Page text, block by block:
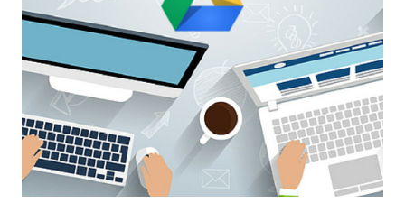
ट्विटर प्रोफाइल ह्याक गरेका कारणबाट पनि यस फोटोको चर्चा
चुलिएको हो । मार्क जुकरबर्गले आफ्नो ल्यापटपको वेवक्याम र
माइक्रोफोनको ज्याक टेपले टाँसेको कुरा क्रिस ओल्सन नामक ट्विटर
प्रयोकर्ताले ट्विटमा औँल्याएका थिए । 3 things about this
photo of Zuck: Camera covered with tape Mic jack
covered with tape Email client is Thunderbird
pic.twitter.com/vdQlF7RjQt — Chris Olson